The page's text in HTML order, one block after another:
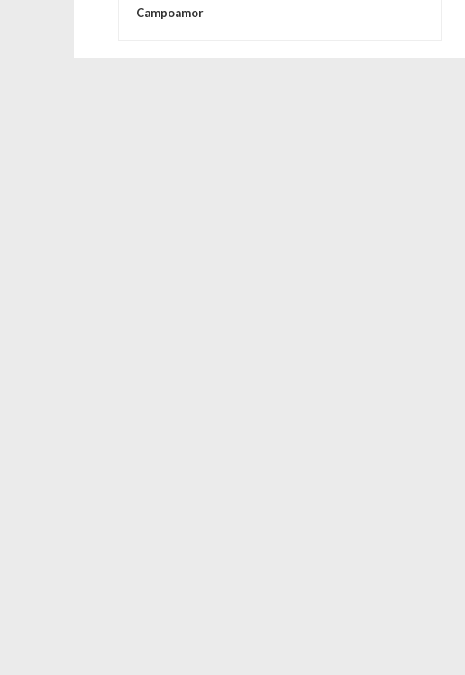
Campoamor